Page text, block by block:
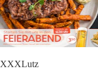
XXXLutz